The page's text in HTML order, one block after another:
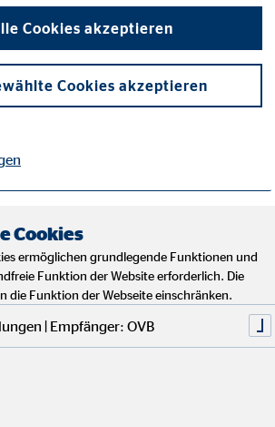
AG
OVB
AG
Cookies akzeptieren
Cookies akzeptieren
Cookies
ermöglichen grundlegende Funktionen und
Funktion der Website erforderlich. Die
die Funktion der Webseite einschränken.
| Empfänger: OVB